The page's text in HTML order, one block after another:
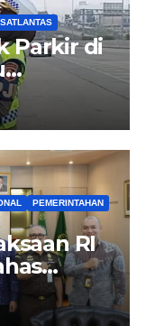
SATLANTAS
Parkir di
PEMERINTAHAN
RI
Studi